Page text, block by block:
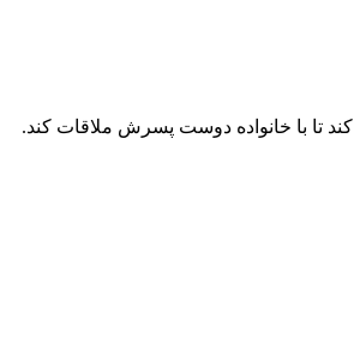
تا با خانواده دوست پسرش ملاقات کند.